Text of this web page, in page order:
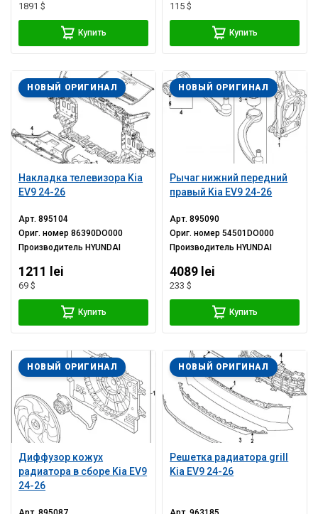
1891 $
Купить
115 $
Купить
Накладка телевизора Kia
EV9 24-26
НОВЫЙ ОРИГИНАЛ
Арт.895104
Ориг. номер86390DO000
Производитель HYUNDAI
1211 lei
69 $
Купить
Рычаг нижний передний
правый Kia EV9 24-26
НОВЫЙ ОРИГИНАЛ
Арт.895090
Ориг. номер54501DO000
Производитель HYUNDAI
4089 lei
233 $
Купить
Диффузор кожух
радиатора в сборе Kia EV9
24-26
НОВЫЙ ОРИГИНАЛ
Решетка радиатора grill
Kia EV9 24-26
НОВЫЙ ОРИГИНАЛ